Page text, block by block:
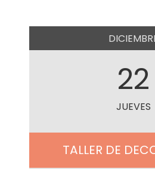
22
JUEVES
TALLER DE